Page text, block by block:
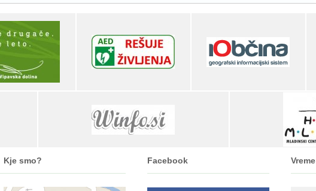
Kje smo? Facebook Vreme